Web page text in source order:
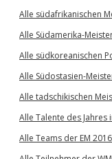
Alle südafrikanischen
Alle Südamerika-
Alle südkoreanischen
Alle Südostasien-
Alle tadschikischen
Alle Talente des
Alle Teams der EM